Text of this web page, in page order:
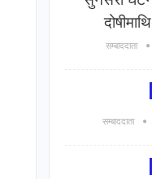
सम्बाददाता
सम्बाददाता